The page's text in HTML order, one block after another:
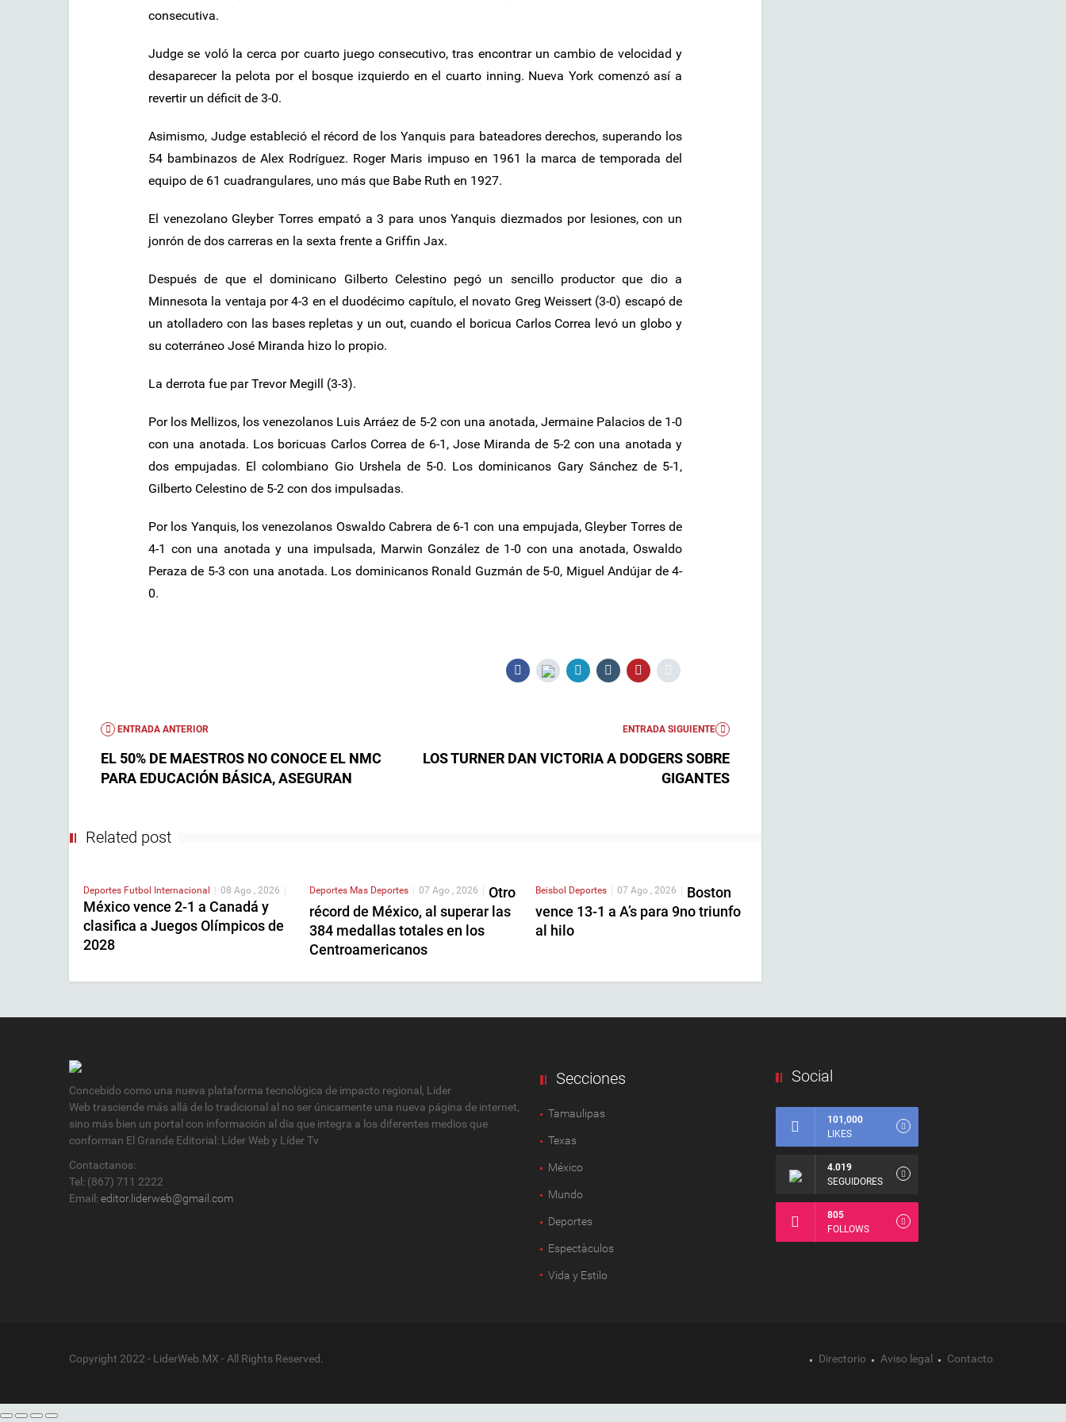
consecutiva.
Judge se voló la cerca por cuarto juego consecutivo, tras encontrar un cambio de velocidad y
desaparecer la pelota por el bosque izquierdo en el cuarto inning. Nueva York comenzó así a
revertir un déficit de 3-0.
Asimismo, Judge estableció el récord de los Yanquis para bateadores derechos, superando los
54 bambinazos de Alex Rodríguez. Roger Maris impuso en 1961 la marca de temporada del
equipo de 61 cuadrangulares, uno más que Babe Ruth en 1927.
El venezolano Gleyber Torres empató a 3 para unos Yanquis diezmados por lesiones, con un
jonrón de dos carreras en la sexta frente a Griffin Jax.
Después de que el dominicano Gilberto Celestino pegó un sencillo productor que dio a
Minnesota la ventaja por 4-3 en el duodécimo capítulo, el novato Greg Weissert (3-0) escapó de
un atolladero con las bases repletas y un out, cuando el boricua Carlos Correa levó un globo y
su coterráneo José Miranda hizo lo propio.
La derrota fue par Trevor Megill (3-3).
Por los Mellizos, los venezolanos Luis Arráez de 5-2 con una anotada, Jermaine Palacios de 1-0
con una anotada. Los boricuas Carlos Correa de 6-1, Jose Miranda de 5-2 con una anotada y
dos empujadas. El colombiano Gio Urshela de 5-0. Los dominicanos Gary Sánchez de 5-1,
Gilberto Celestino de 5-2 con dos impulsadas.
Por los Yanquis, los venezolanos Oswaldo Cabrera de 6-1 con una empujada, Gleyber Torres de
4-1 con una anotada y una impulsada, Marwin González de 1-0 con una anotada, Oswaldo
Peraza de 5-3 con una anotada. Los dominicanos Ronald Guzmán de 5-0, Miguel Andújar de 4-
0.
ENTRADA ANTERIOR
EL 50% DE MAESTROS NO CONOCE EL NMC
PARA EDUCACIÓN BÁSICA, ASEGURAN
ENTRADA SIGUIENTE
LOS TURNER DAN VICTORIA A DODGERS SOBRE
GIGANTES
Related post
Deportes Futbol Internacional | 08 Ago , 2026 |
México vence 2-1 a Canadá y
clasifica a Juegos Olímpicos de
2028
Deportes Mas Deportes | 07 Ago , 2026 | Otro
récord de México, al superar las
384 medallas totales en los
Centroamericanos
Beisbol Deportes | 07 Ago , 2026 | Boston
vence 13-1 a A’s para 9no triunfo
al hilo
Concebido como una nueva plataforma tecnológica de impacto regional, Lider
Web trasciende más allá de lo tradicional al no ser únicamente una nueva página de internet,
sino más bien un portal con información al día que integra a los diferentes medios que
conforman El Grande Editorial: Líder Web y Líder Tv
Contactanos:
Tel: (867) 711 2222
Email: editor.liderweb@gmail.com
Secciones
Tamaulipas
Texas
México
Mundo
Deportes
Espectàculos
Vida y Estilo
Social
101,000
LIKES
4.019
SEGUIDORES
805
FOLLOWS
Copyright 2022 - LiderWeb.MX - All Rights Reserved. Directorio Aviso legal Contacto